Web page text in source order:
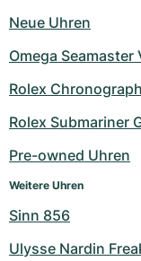
Neue Uhren
Omega Seamaster
Rolex
Rolex Submariner
Pre-owned Uhren
Weitere Uhren
Sinn 856
Ulysse Nardin